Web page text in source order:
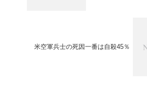
米空軍兵士の死因一番は自殺45％